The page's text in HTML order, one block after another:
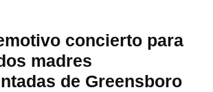
concierto para
madres
de Greensboro